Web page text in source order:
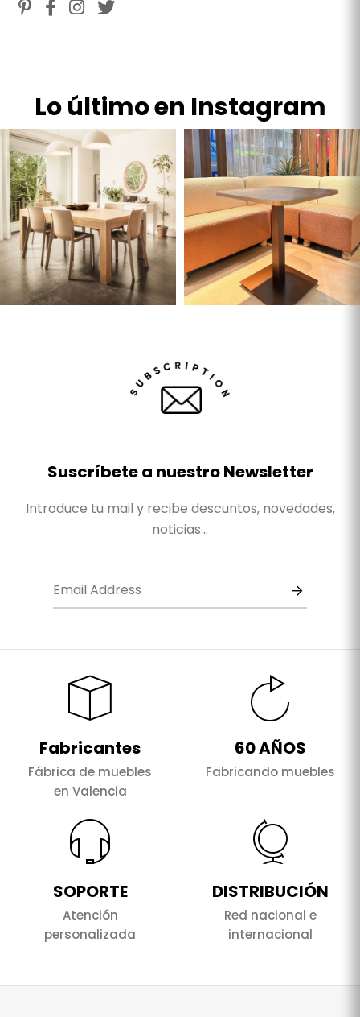
Lo último en Instagram
Suscríbete a nuestro Newsletter
Introduce tu mail y recibe descuntos, novedades,
noticias...
Fabricantes
Fábrica de muebles
en Valencia
60 AÑOS
Fabricando muebles
SOPORTE
Atención
personalizada
DISTRIBUCIÓN
Red nacional e
internacional